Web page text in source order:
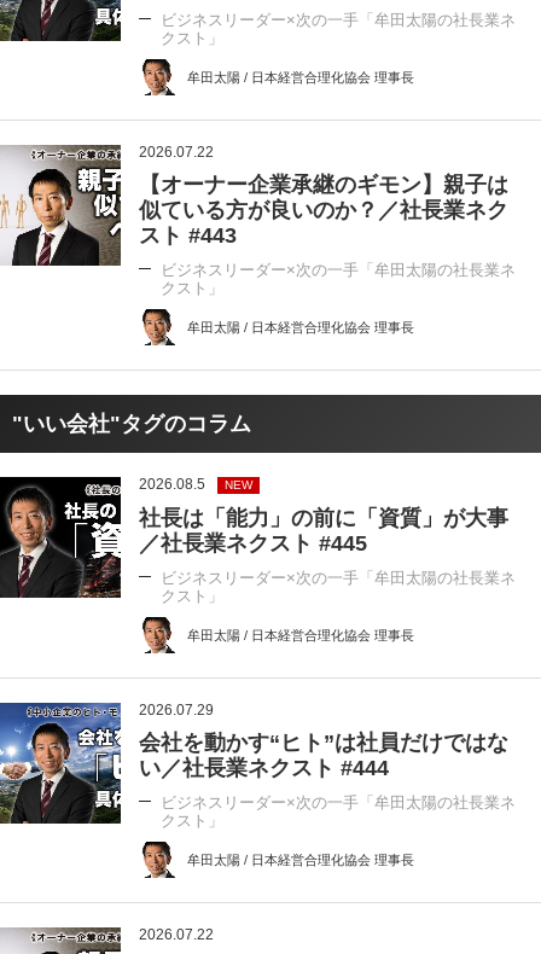
ビジネスリーダー×次の一手「牟田太陽の社長業ネ
クスト」
牟田太陽 / 日本経営合理化協会 理事長
2026.07.22
【オーナー企業承継のギモン】親子は
似ている方が良いのか？／社長業ネク
スト #443
ビジネスリーダー×次の一手「牟田太陽の社長業ネ
クスト」
牟田太陽 / 日本経営合理化協会 理事長
"いい会社"タグのコラム
2026.08.5 NEW
社長は「能力」の前に「資質」が大事
／社長業ネクスト #445
ビジネスリーダー×次の一手「牟田太陽の社長業ネ
クスト」
牟田太陽 / 日本経営合理化協会 理事長
2026.07.29
会社を動かす“ヒト”は社員だけではな
い／社長業ネクスト #444
ビジネスリーダー×次の一手「牟田太陽の社長業ネ
クスト」
牟田太陽 / 日本経営合理化協会 理事長
2026.07.22